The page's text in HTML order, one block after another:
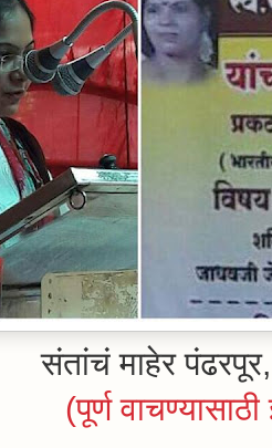
संतांचं माहेर
(पूर्ण